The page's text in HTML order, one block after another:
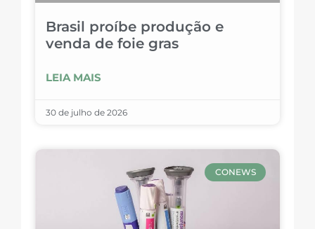
Brasil proíbe produção e
venda de foie gras
LEIA MAIS
30 de julho de 2026
CONEWS